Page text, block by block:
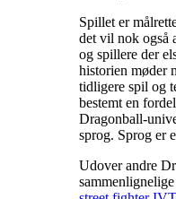
Spillet er
det vil nok også
og spillere der
historien møder
tidligere spil og
bestemt en
Dragonball-
sprog. Sprog er
Udover andre